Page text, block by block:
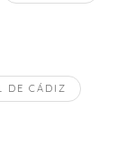
DE CÁDIZ